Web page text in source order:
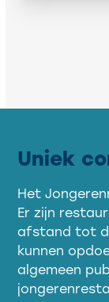
Uniek
Het
Er zijn
afstand tot
kunnen
algemeen